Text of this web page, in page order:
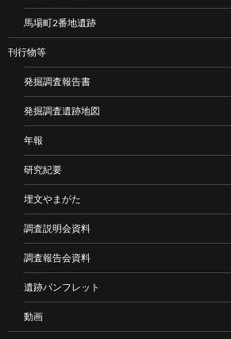
馬場町2番地遺跡
刊行物等
発掘調査報告書
発掘調査遺跡地図
年報
研究紀要
埋文やまがた
調査説明会資料
調査報告会資料
遺跡パンフレット
動画